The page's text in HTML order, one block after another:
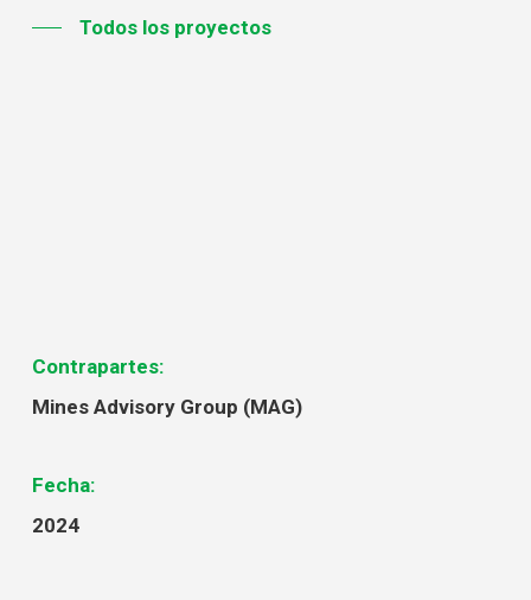
Todos los proyectos
Contrapartes:
Mines Advisory Group (MAG)
Fecha:
2024